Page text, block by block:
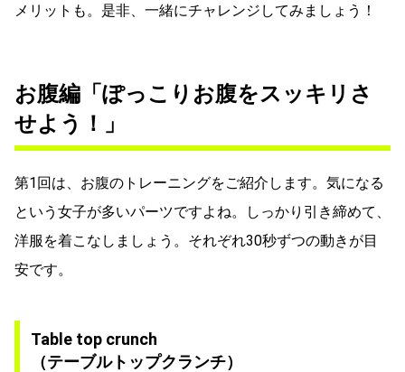
メリットも。是非、一緒にチャレンジしてみましょう！
お腹編「ぽっこりお腹をスッキリさ
せよう！」
第1回は、お腹のトレーニングをご紹介します。気になる
という女子が多いパーツですよね。しっかり引き締めて、
洋服を着こなしましょう。それぞれ30秒ずつの動きが目
安です。
Table top crunch
（テーブルトップクランチ）